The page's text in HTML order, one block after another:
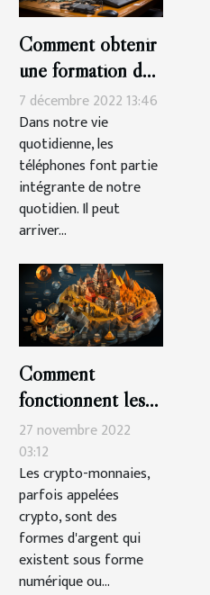
Comment obtenir
une formation de
réparation de
smartphone à
Montpelier ?
7 décembre 2022 13:46
Dans notre vie
quotidienne, les
téléphones font partie
intégrante de notre
quotidien. Il peut
arriver...
Comment
fonctionnent les
crypto-monnaies ?
27 novembre 2022
03:12
Les crypto-monnaies,
parfois appelées
crypto, sont des
formes d'argent qui
existent sous forme
numérique ou...